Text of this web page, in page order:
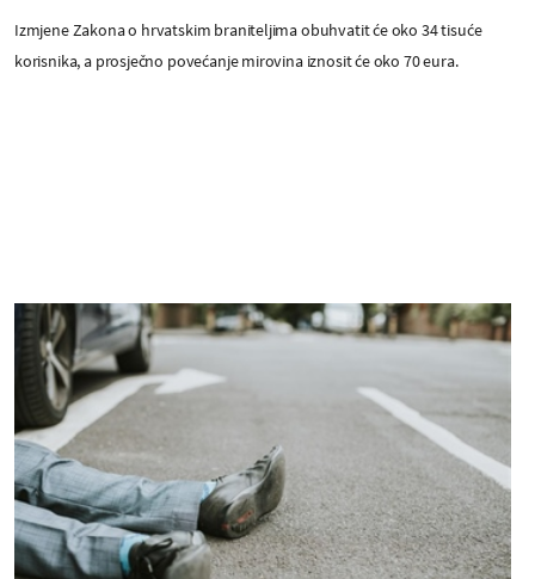
Izmjene Zakona o hrvatskim braniteljima obuhvatit će oko 34 tisuće
korisnika, a prosječno povećanje mirovina iznosit će oko 70 eura.